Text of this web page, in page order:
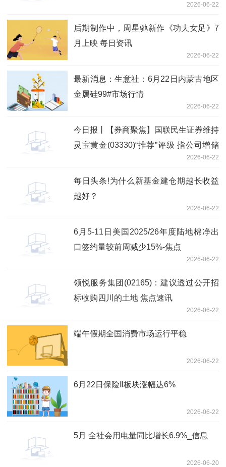
2026-06-22
后期制作中，周星驰新作《功夫女足》7
月上映 每日资讯
2026-06-22
最新消息：生意社：6月22日内蒙古地区
金属硅99#市场行情
2026-06-22
今日报丨【券商聚焦】国联民生证券维持
灵宝黄金(03330)“推荐”评级 指公司增储
2026-06-22
每日头条!为什么新基金建仓期越长收益
越好？
2026-06-22
6月5-11日美国2025/26年度陆地棉净出
口签约量较前周减少15%-焦点
2026-06-22
领悦服务集团(02165)：建议透过公开招
标收购四川的土地 焦点速讯
2026-06-22
端午假期全国消费市场运行平稳
2026-06-22
6月22日保险Ⅱ板块涨幅达6%
2026-06-22
5月 全社会用电量同比增长6.9%_信息
2026-06-20